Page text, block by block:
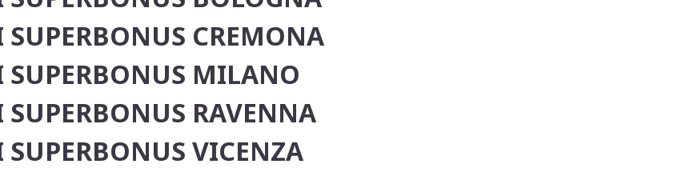
SUPERBONUS CREMONA
SUPERBONUS MILANO
SUPERBONUS RAVENNA
SUPERBONUS VICENZA